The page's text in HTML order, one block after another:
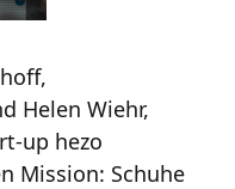
Helen Wiehr,
up hezo
Mission: Schuhe